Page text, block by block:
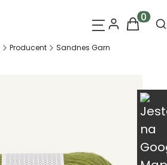
Producent Sandnes Garn